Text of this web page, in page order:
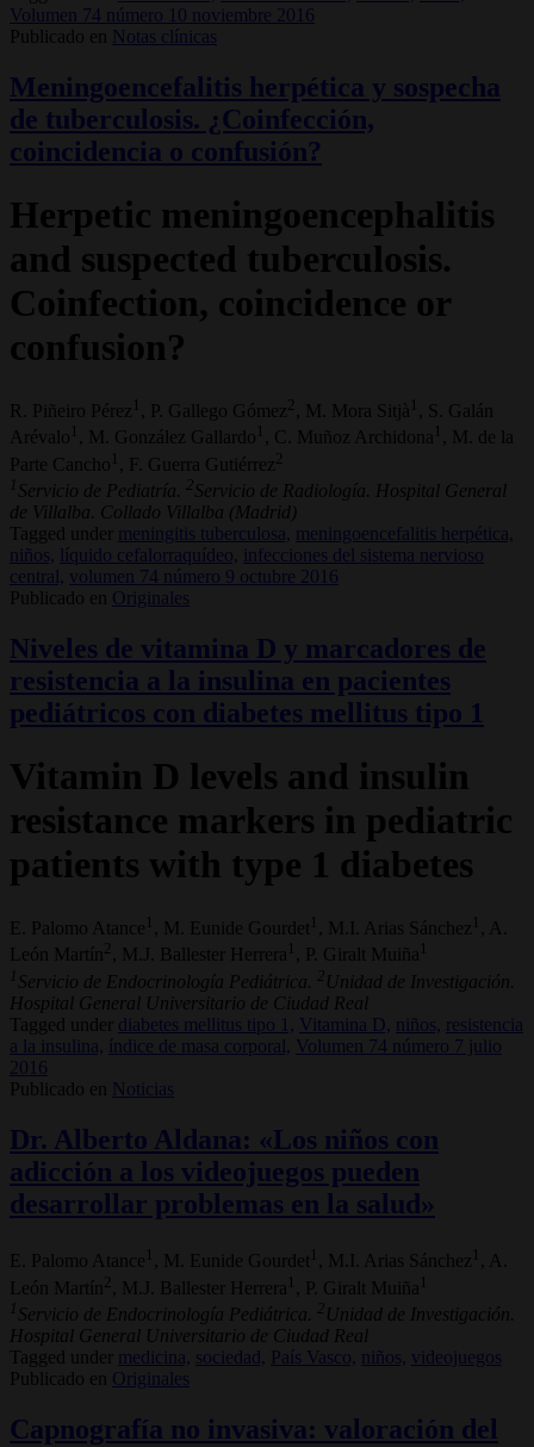
Volumen 74 número 10 noviembre 2016
Publicado en
Notas clínicas
Meningoencefalitis herpética y sospecha
de tuberculosis. ¿Coinfección,
coincidencia o confusión?
Herpetic meningoencephalitis
and suspected tuberculosis.
Coinfection, coincidence or
confusion?
R. Piñeiro Pérez 1 , P. Gallego Gómez , M. Mora Sitjà 1
, S. Galán
Arévalo 1 , M. González Gallardo 1 , C. Muñoz Archidona 1
, M. de la
Parte Cancho 1 , F. Guerra Gutiérrez
1 Servicio de Pediatría. 2 Servicio de Radiología. Hospital General
de Villalba. Collado Villalba (Madrid)
Tagged under
meningitis tuberculosa,
meningoencefalitis herpética,
niños,
líquido cefalorraquídeo,
infecciones del sistema nervioso
central,
volumen 74 número 9 octubre 2016
Publicado en
Originales
Niveles de vitamina D y marcadores de
resistencia a la insulina en pacientes
pediátricos con diabetes mellitus tipo 1
Vitamin D levels and insulin
resistance markers in pediatric
patients with type 1 diabetes
E. Palomo Atance 1 , M. Eunide Gourdet 1 , M.I. Arias Sánchez 1
, A.
León Martín 2 , M.J. Ballester Herrera 1 , P. Giralt Muiña 1
1 Servicio de Endocrinología Pediátrica. 2 Unidad de Investigación.
Hospital General Universitario de Ciudad Real
Tagged under
diabetes mellitus tipo 1, Vitamina D, niños,
resistencia
a la insulina,
índice de masa corporal,
Volumen 74 número 7 julio
2016
Publicado en
Noticias
Dr. Alberto Aldana: «Los niños con
adicción a los videojuegos pueden
desarrollar problemas en la salud»
E. Palomo Atance 1 , M. Eunide Gourdet 1 , M.I. Arias Sánchez 1
, A.
León Martín
, M.J. Ballester Herrera 1 , P. Giralt Muiña 1
1 Servicio de Endocrinología Pediátrica. 2 Unidad de Investigación.
Hospital General Universitario de Ciudad Real
Tagged under
medicina, sociedad, País Vasco, niños, videojuegos
Publicado en
Originales
Capnografía no invasiva: valoración del